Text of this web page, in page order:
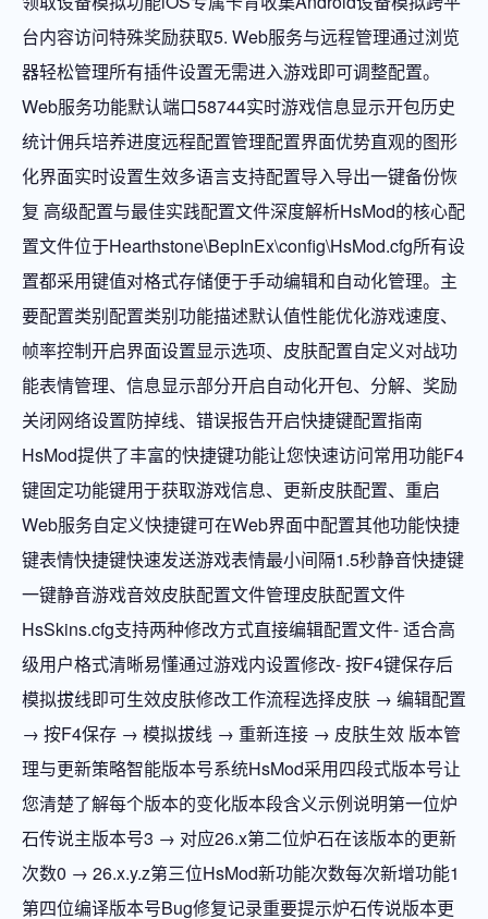
台内容访问特殊奖励获取5. Web服务与远程管理通过浏览
器轻松管理所有插件设置无需进入游戏即可调整配置。
Web服务功能默认端口58744实时游戏信息显示开包历史
统计佣兵培养进度远程配置管理配置界面优势直观的图形
化界面实时设置生效多语言支持配置导入导出一键备份恢
复 高级配置与最佳实践配置文件深度解析HsMod的核心配
置文件位于Hearthstone\BepInEx\config\HsMod.cfg所有设
置都采用键值对格式存储便于手动编辑和自动化管理。主
要配置类别配置类别功能描述默认值性能优化游戏速度、
帧率控制开启界面设置显示选项、皮肤配置自定义对战功
能表情管理、信息显示部分开启自动化开包、分解、奖励
关闭网络设置防掉线、错误报告开启快捷键配置指南
HsMod提供了丰富的快捷键功能让您快速访问常用功能F4
键固定功能键用于获取游戏信息、更新皮肤配置、重启
Web服务自定义快捷键可在Web界面中配置其他功能快捷
键表情快捷键快速发送游戏表情最小间隔1.5秒静音快捷键
一键静音游戏音效皮肤配置文件管理皮肤配置文件
HsSkins.cfg支持两种修改方式直接编辑配置文件- 适合高
级用户格式清晰易懂通过游戏内设置修改- 按F4键保存后
模拟拔线即可生效皮肤修改工作流程选择皮肤 → 编辑配置
→ 按F4保存 → 模拟拔线 → 重新连接 → 皮肤生效 版本管
理与更新策略智能版本号系统HsMod采用四段式版本号让
您清楚了解每个版本的变化版本段含义示例说明第一位炉
石传说主版本号3 → 对应26.x第二位炉石在该版本的更新
次数0 → 26.x.y.z第三位HsMod新功能次数每次新增功能1
第四位编译版本号Bug修复记录重要提示炉石传说版本更